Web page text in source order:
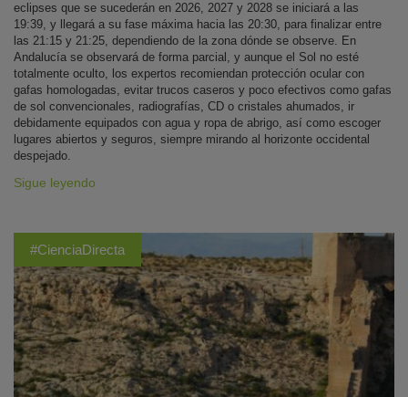
eclipses que se sucederán en 2026, 2027 y 2028 se iniciará a las
19:39, y llegará a su fase máxima hacia las 20:30, para finalizar entre
las 21:15 y 21:25, dependiendo de la zona dónde se observe. En
Andalucía se observará de forma parcial, y aunque el Sol no esté
totalmente oculto, los expertos recomiendan protección ocular con
gafas homologadas, evitar trucos caseros y poco efectivos como gafas
de sol convencionales, radiografías, CD o cristales ahumados, ir
debidamente equipados con agua y ropa de abrigo, así como escoger
lugares abiertos y seguros, siempre mirando al horizonte occidental
despejado.
Sigue leyendo
#CienciaDirecta